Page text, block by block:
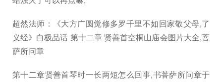
超然法师：《大方广圆觉修多罗千里不如回家敬父母,了
义经》白极品话 第十二章 贤善首空桐山庙会图片大全,菩
萨所问章
第十二章贤善首琴时一长两短怎么回事,书菩萨所问章于